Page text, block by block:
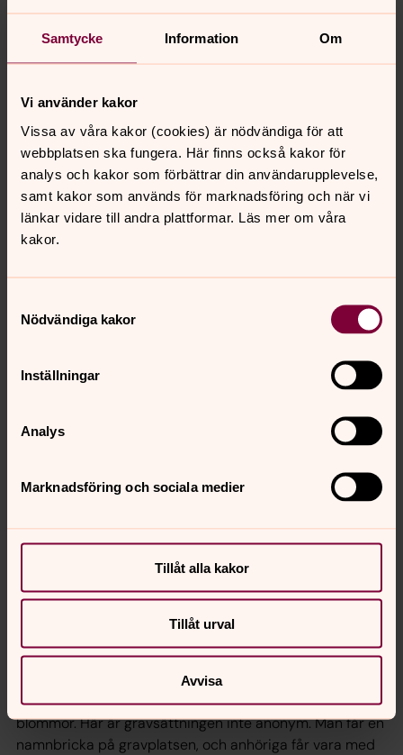
Samtycke Information Om
Vi använder kakor
Vissa av våra kakor (cookies) är nödvändiga för att
webbplatsen ska fungera. Här finns också kakor för
analys och kakor som förbättrar din användarupplevelse,
samt kakor som används för marknadsföring och när vi
länkar vidare till andra plattformar. Läs mer om våra
kakor.
Nödvändiga kakor
Inställningar
Analys
Marknadsföring och sociala medier
Tillåt alla kakor
Tillåt urval
Avvisa
Begravningsgudstjänstbestår av psalmsång, musik,
griftetal, bibelläsning och bön. Begravningsgudstjänsten
prästen i nära samråd med de anhöriga. Den kan äga
rum i
någon av pastoratets kyrkor
Läs mer om begravningsgudstjänst.
Gravrättär "hyreskontrakt" av en del av kyrkogården, där
en anhörig till gravrättsinnehavaren är begravd.
Gravrätten gäller i 25 år, och kan sedan förlängas.
eller askan jordas i minneslund.
innebär förbränning av stoftet efter en
avliden person. Kremering får enligt
personer från Laxå kommun kremeras för det mesta i
Det finns fyra olika gravtyper i Bodarne pastorat:
kistgravplats, urngravplats, minneslund och askgravlund.
Kistgravplatsochurngravplatsinnebär att graven är
markerad och att man har möjlighet att beställa
Minneslundenär ett gemensamt område där askan
efter den avlidne sätts ner anonymt. Gemensam
smyckningsplats finns för blommor och ljus. Det finns
Askgravplatsär ett område utsmyckat av träd och
blommor. Här är gravsättningen inte anonym. Man får en
namnbricka på gravplatsen, och anhöriga får vara med